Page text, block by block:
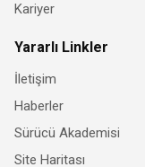
Kariyer
Yararlı Linkler
İletişim
Haberler
Sürücü Akademisi
Site Haritası